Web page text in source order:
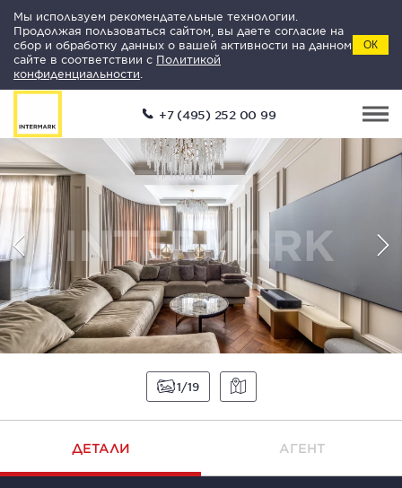
Мы используем рекомендательные технологии.
Продолжая пользоваться сайтом, вы даете согласие на
сбор и обработку данных о вашей активности на данном
сайте в соответствии с Политикой
конфиденциальности
ОК
+7 (495) 252 00 99
1 19
ДЕТАЛИ АГЕНТ